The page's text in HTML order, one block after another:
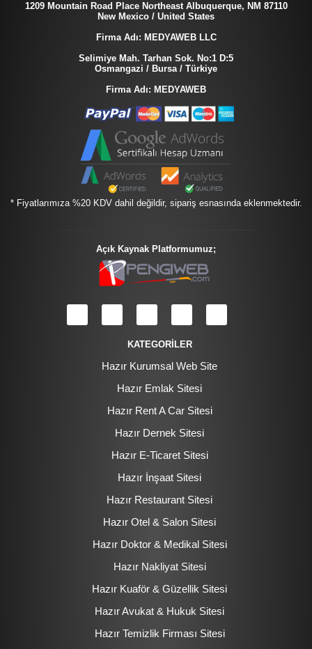
1209 Mountain Road Place Northeast Albuquerque, NM 87110
New Mexico / United States
Firma Adı: MEDYAWEB LLC
Selimiye Mah. Tarhan Sok. No:1 D:5
Osmangazi / Bursa / Türkiye
Firma Adı: MEDYAWEB
* Fiyatlarımıza %20 KDV dahil değildir, sipariş esnasında eklenmektedir.
Açık Kaynak Platformumuz;
KATEGORİLER
Hazır Kurumsal Web Site
Hazır Emlak Sitesi
Hazır Rent A Car Sitesi
Hazır Dernek Sitesi
Hazır E-Ticaret Sitesi
Hazır İnşaat Sitesi
Hazır Restaurant Sitesi
Hazır Otel & Salon Sitesi
Hazır Doktor & Medikal Sitesi
Hazır Nakliyat Sitesi
Hazır Kuaför & Güzellik Sitesi
Hazır Avukat & Hukuk Sitesi
Hazır Temizlik Firması Sitesi